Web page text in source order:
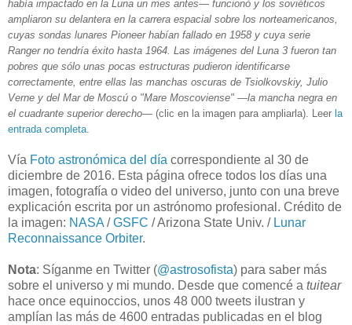
había impactado en la Luna un mes antes— funcionó y los soviéticos
ampliaron su delantera en la carrera espacial sobre los norteamericanos,
cuyas sondas lunares Pioneer habían fallado en 1958 y cuya serie
Ranger no tendría éxito hasta 1964. Las imágenes del Luna 3 fueron tan
pobres que sólo unas pocas estructuras pudieron identificarse
correctamente, entre ellas las manchas oscuras de Tsiolkovskiy, Julio
Verne y del Mar de Moscú o "Mare Moscoviense" —la mancha negra en
el cuadrante superior derecho— (clic en la imagen para ampliarla). Leer la
entrada completa
Vía Foto astronómica del día correspondiente al 30 de
diciembre de 2016. Esta página ofrece todos los días una
imagen, fotografía o video del universo, junto con una breve
explicación escrita por un astrónomo profesional. Crédito de
la imagen: NASA /GSFC / Arizona State Univ. / Lunar
Reconnaissance Orbiter.
Nota: Síganme en Twitter (@astrosofista) para saber más
sobre el universo y mi mundo. Desde que comencé a tuitear
hace once equinoccios, unos 48 000 tweets ilustran y
amplían las más de 4600 entradas publicadas en el blog